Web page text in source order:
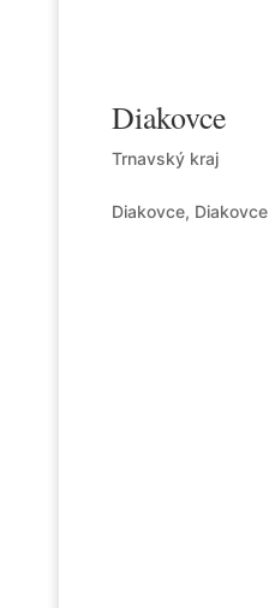
Diakovce
Trnavský kraj
Diakovce,